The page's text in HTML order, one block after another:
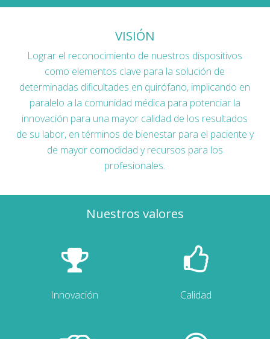
VISIÓN
Lograr el reconocimiento de nuestros dispositivos
como elementos clave para la solución de
determinadas dificultades en quirófano, implicando en
paralelo a la comunidad médica para potenciar la
innovación para una mayor calidad de los resultados
de su labor, en términos de bienestar para el paciente y
de mayor comodidad y recursos para los
profesionales.
Nuestros valores
Innovación Calidad